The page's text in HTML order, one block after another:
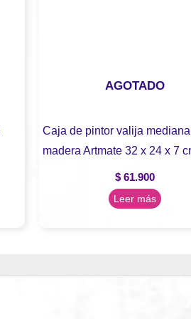
AGOTADO
Caja de pintor valija mediana
madera Artmate 32 x 24 x 7
$61.900
Leer más